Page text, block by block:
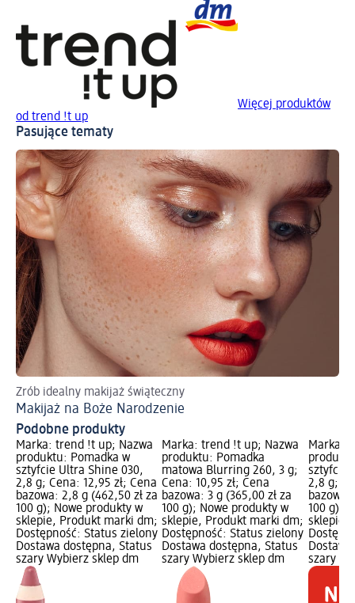
Więcej produktów
od trend !t up
Pasujące tematy
Zrób idealny makijaż świąteczny
Makijaż na Boże Narodzenie
Podobne produkty
Marka: trend !t up; Nazwa
produktu: Pomadka w
sztyfcie Ultra Shine 030,
2,8 g; Cena: 12,95 zł; Cena
bazowa: 2,8 g (462,50 zł za
100 g); Nowe produkty w
sklepie, Produkt marki dm;
Dostępność: Status zielony
Dostawa dostępna, Status
szary Wybierz sklep dm
Marka: trend !t up; Nazwa
produktu: Pomadka
matowa Blurring 260, 3 g;
Cena: 10,95 zł; Cena
bazowa: 3 g (365,00 zł za
100 g); Nowe produkty w
sklepie, Produkt marki dm;
Dostępność: Status zielony
Dostawa dostępna, Status
szary Wybierz sklep dm
Marka:
sztyfcie
2,8 g;
bazowa:
100 g);
sklepie,
szary